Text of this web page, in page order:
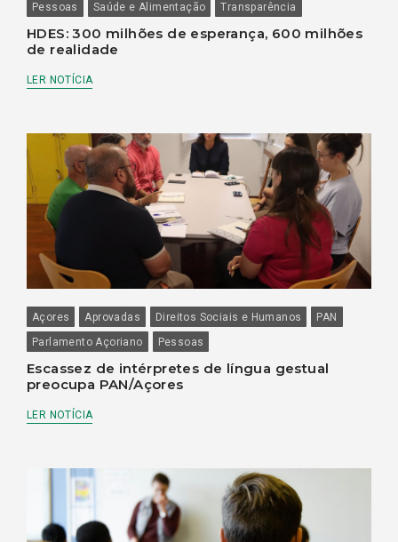
Pessoas
Saúde e Alimentação Transparência
HDES: 300 milhões de esperança, 600 milhões
de realidade
LER NOTÍCIA
Açores Aprovadas Direitos Sociais e Humanos
PAN
Parlamento Açoriano
Pessoas
Escassez de intérpretes de língua gestual
preocupa PAN/Açores
LER NOTÍCIA